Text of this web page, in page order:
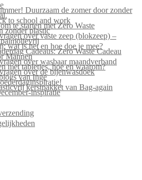
Duurzaam de zomer door zonder
to school and work
te starten met Zero Waste
zonder plastic
over vaste zeep (blokzeep) –
wat is het en hoe doe je mee?
Cadeaus: Zero Waste Cadeau
Mannen
over wasbaar maandverband
met tabletjes, hoe en waarom?
over de bijenwasdoek
van Inge
kerstpakket van Bag-again
inspiratie